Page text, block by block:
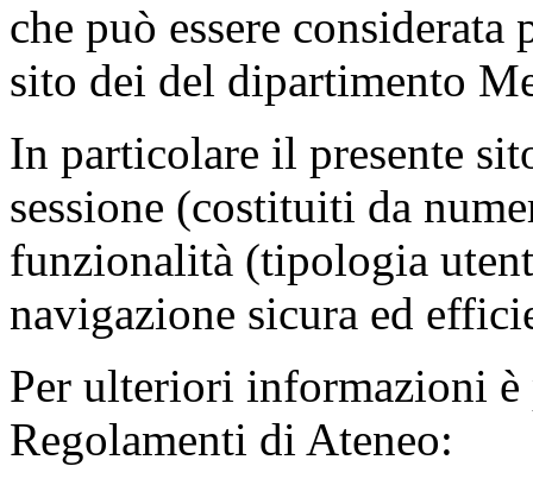
che può essere
sito dei del dipartimento
In particolare il presente
sessione (costituiti da
funzionalità (tipologia
navigazione sicura ed
Per ulteriori informazioni è
Regolamenti di Ateneo: